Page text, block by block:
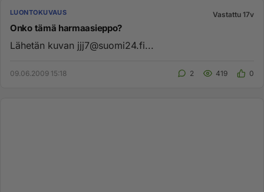
LUONTOKUVAUS Vastattu 17v
Onko tämä harmaasieppo?
Lähetän kuvan jjj7@suomi24.fi...
09.06.2009 15:18 2 419 0